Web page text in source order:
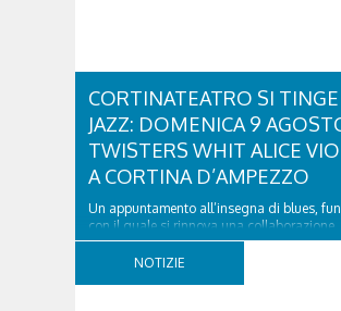
CORTINATEATRO SI
JAZZ: DOMENICA 9
TWISTERS WHIT ALICE
A CORTINA D’AMPEZZO
Un appuntamento all’insegna di blues,
con il quale si rinnova una collaborazione
collaudata, quella con il Dolomiti
Festival. Domenica 9 agosto alle 18.00 in
NOTIZIE